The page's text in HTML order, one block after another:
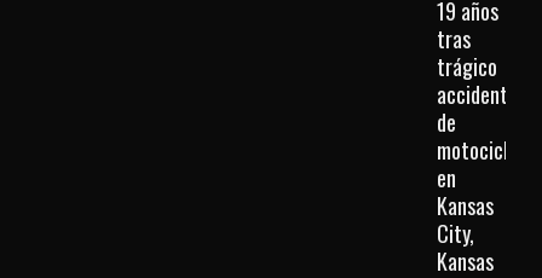
19 años
tras
trágico
accidente
de
motocicleta
en
Kansas
City,
Kansas